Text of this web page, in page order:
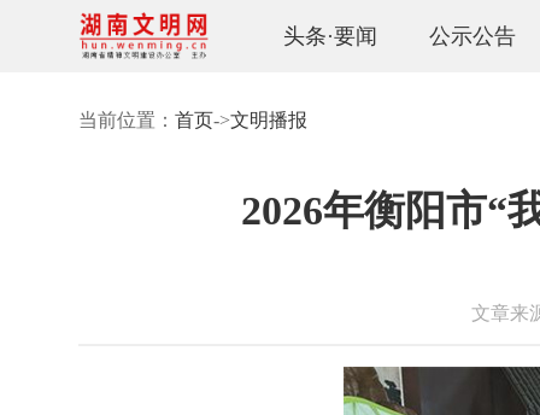
头条·要闻 公示公告
当前位置： 首页->文明播报
2026年衡阳市“
文章来